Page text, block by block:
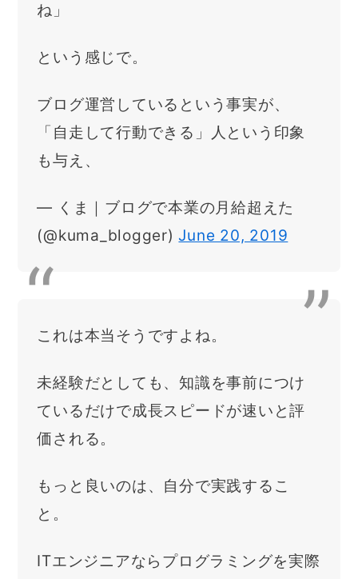
ね」
という感じで。
ブログ運営しているという事実が、
「自走して行動できる」人という印象
も与え、
— くま｜ブログで本業の月給超えた
(@kuma_blogger) June 20, 2019
これは本当そうですよね。
未経験だとしても、知識を事前につけ
ているだけで成長スピードが速いと評
価される。
もっと良いのは、自分で実践するこ
と。
ITエンジニアならプログラミングを実際